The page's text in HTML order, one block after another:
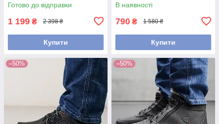
Готово до відправки
1 199 ₴ 2 398 ₴
Купити
В наявності
790 ₴ 1 580 ₴
Купити
–50% –50%